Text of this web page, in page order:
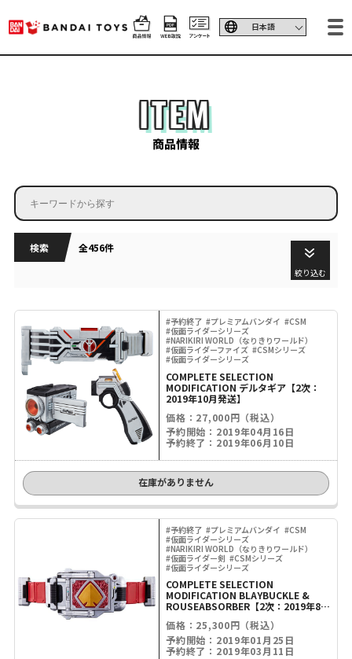
ITEM
商品情報
検索 全456件
絞り込む
#予約終了 #プレミアムバンダイ #CSM
#仮面ライダーシリーズ
#NARIKIRI WORLD（なりきりワールド）
#仮面ライダーファイズ #CSMシリーズ
#仮面ライダーシリーズ
COMPLETE SELECTION
MODIFICATION デルタギア【2次：
2019年10月発送】
価格：27,000円（税込）
予約開始：2019年04月16日
予約終了：2019年06月10日
在庫がありません
#予約終了 #プレミアムバンダイ #CSM
#仮面ライダーシリーズ
#NARIKIRI WORLD（なりきりワールド）
#仮面ライダー剣 #CSMシリーズ
#仮面ライダーシリーズ
COMPLETE SELECTION
MODIFICATION BLAYBUCKLE &
ROUSEABSORBER【2次：2019年8月
価格：25,300円（税込）
予約開始：2019年01月25日
予約終了：2019年03月11日